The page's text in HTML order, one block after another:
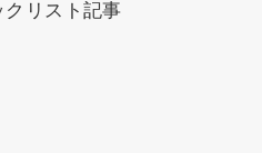
リスト記事